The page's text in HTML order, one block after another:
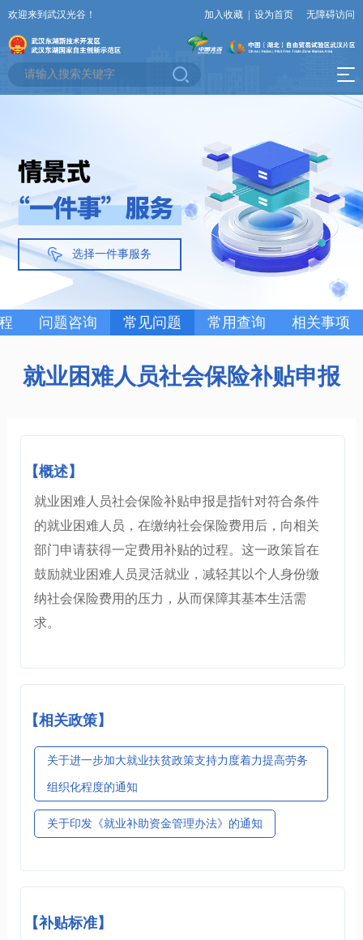
欢迎来到武汉光谷！ 加入收藏 设为首页 无障碍访问
选择一件事服务
问题咨询 常见问题 常用查询 相关事项
就业困难人员社会保险补贴申报
【概述】
就业困难人员社会保险补贴申报是指针对符合条件
的就业困难人员，在缴纳社会保险费用后，向相关
部门申请获得一定费用补贴的过程。这一政策旨在
鼓励就业困难人员灵活就业，减轻其以个人身份缴
纳社会保险费用的压力，从而保障其基本生活需
求。
【相关政策】
关于进一步加大就业扶贫政策支持力度着力提高劳务
组织化程度的通知
关于印发《就业补助资金管理办法》的通知
【补贴标准】